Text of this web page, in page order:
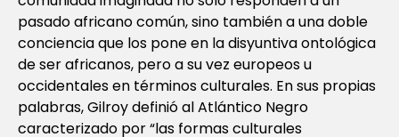
pasado africano común, sino también a una doble
conciencia que los pone en la disyuntiva ontológica
de ser africanos, pero a su vez europeos u
occidentales en términos culturales. En sus propias
palabras, Gilroy definió al Atlántico Negro
caracterizado por “las formas culturales